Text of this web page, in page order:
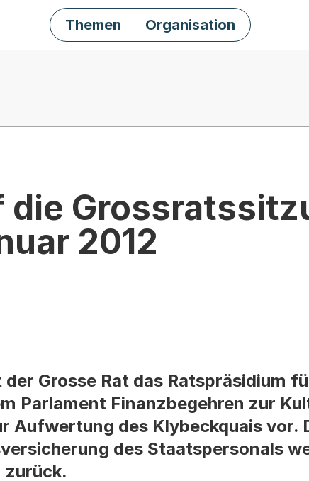
Themen Organisation
die
2012
Grosse Rat das Ratspräsidium
Parlament Finanzbegehren zur
Aufwertung des Klybeckquais vor.
des Staatspersonals
zurück.